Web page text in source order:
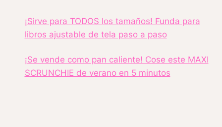
¡Sirve para TODOS los tamaños! Funda para
libros ajustable de tela paso a paso
¡Se vende como pan caliente! Cose este MAXI
SCRUNCHIE de verano en 5 minutos